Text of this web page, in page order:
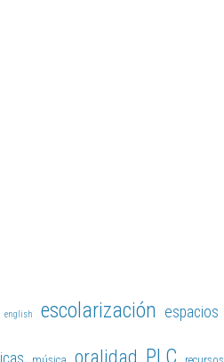
english escolarización espacios
oralidad PLC